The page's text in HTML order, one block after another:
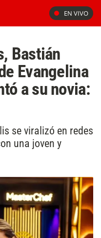
EN VIVO
Bastián
Evangelina
a su novia:
se viralizó en redes
una joven y